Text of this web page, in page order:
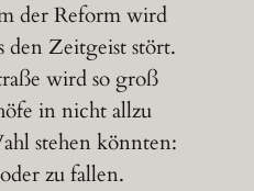
der Reform wird
den Zeitgeist stört.
wird so groß
in nicht allzu
stehen könnten:
zu fallen.